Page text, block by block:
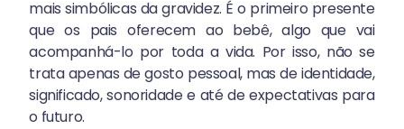
mais simbólicas da gravidez. É o primeiro presente
que os pais oferecem ao bebê, algo que vai
acompanhá-lo por toda a vida. Por isso, não se
trata apenas de gosto pessoal, mas de identidade,
significado, sonoridade e até de expectativas para
o futuro.